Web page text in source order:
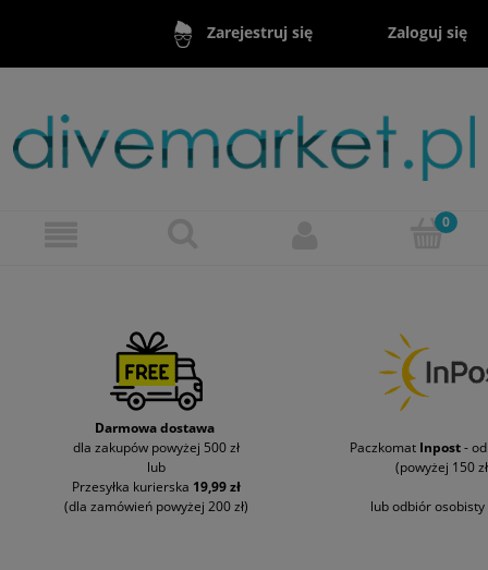
Zarejestruj się Zaloguj się
Darmowa dostawa
dla zakupów powyżej 500 zł
lub
Przesyłka kurierska 19,99 zł
(dla zamówień powyżej 200 zł)
Paczkomat Inpost-
(powyżej 150
lub odbiór